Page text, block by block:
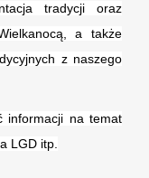
tradycji oraz
a także
z naszego
informacji na temat
LGD itp.